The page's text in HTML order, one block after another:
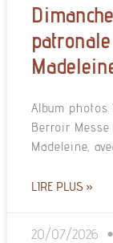
Album photos
Berroir
Madeleine,
LIRE PLUS »
20/07/2026